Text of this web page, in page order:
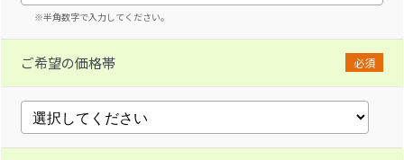
※半角数字で入力してください。
ご希望の価格帯 必須